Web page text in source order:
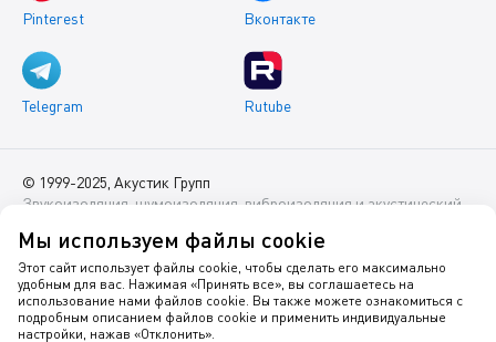
Pinterest Вконтакте
Telegram Rutube
© 1999-2025, Акустик Групп
Звукоизоляция, шумоизоляция, виброизоляция и акустический
Данный интернет-сайт носит исключительно информационный
характер и ни при каких условиях не является публичной
офертой.
Мы используем файлы cookie
Этот сайт использует файлы cookie, чтобы сделать его максимально
удобным для вас. Нажимая «Принять все», вы соглашаетесь на
использование нами файлов cookie. Вы также можете ознакомиться с
подробным описанием файлов cookie и применить индивидуальные
настройки, нажав «Отклонить».